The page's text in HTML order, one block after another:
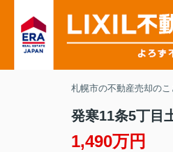
札幌市の不動産売却の
発寒11条5丁目
1,490万円